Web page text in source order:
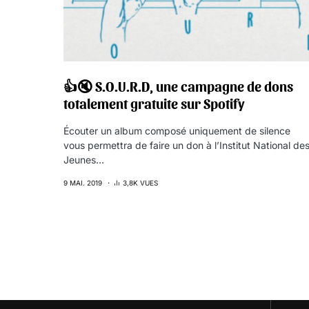
👍🔇 S.O.U.R.D, une campagne de dons
totalement gratuite sur Spotify
Écouter un album composé uniquement de silence
vous permettra de faire un don à l’Institut National des
Jeunes…
9 MAI. 2019 3,8K VUES